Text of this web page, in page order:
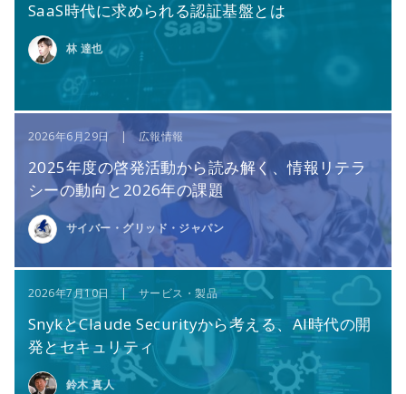
SaaS時代に求められる認証基盤とは
林 達也
2026年6月29日 | 広報情報
2025年度の啓発活動から読み解く、情報リテラ
シーの動向と2026年の課題
サイバー・グリッド・ジャパン
2026年7月10日 | サービス・製品
SnykとClaude Securityから考える、AI時代の開
発とセキュリティ
鈴木 真人